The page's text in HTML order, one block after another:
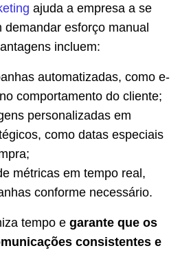
ajuda a empresa a se
demandar esforço manual
incluem:
automatizadas, como e-
comportamento do cliente;
personalizadas em
como datas especiais
métricas em tempo real,
conforme necessário.
tempo e garante que os
consistentes e